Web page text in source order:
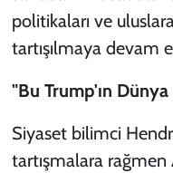
politikaları ve
tartışılmaya devam
"Bu Trump'ın Dünya
Siyaset bilimci
tartışmalara